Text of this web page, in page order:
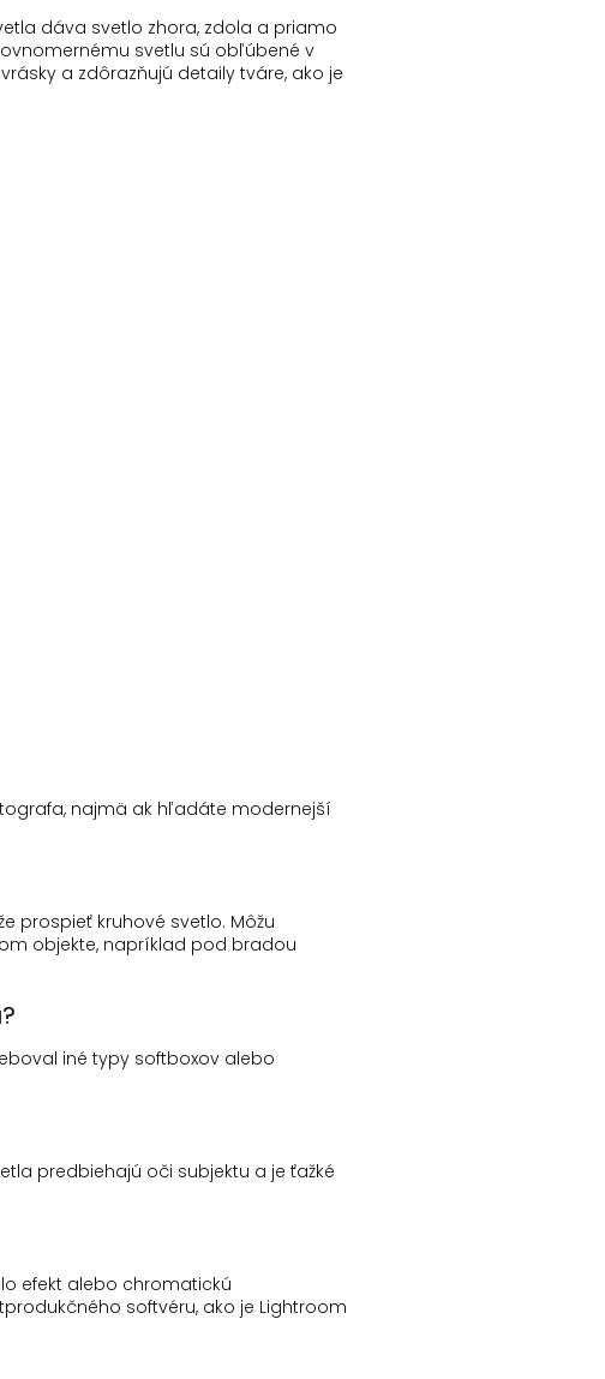
dáva svetlo zhora, zdola a priamo
svetlu sú obľúbené v
a zdôrazňujú detaily tváre, ako je
najmä ak hľadáte modernejší
prospieť kruhové svetlo. Môžu
objekte, napríklad pod bradou
iné typy softboxov alebo
predbiehajú oči subjektu a je ťažké
efekt alebo chromatickú
softvéru, ako je Lightroom